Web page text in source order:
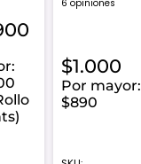
6 opiniones
$1.000
Por mayor:
$890